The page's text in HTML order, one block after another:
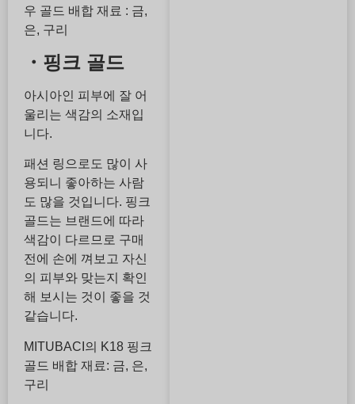
우 골드 배합 재료 : 금,
은, 구리
・핑크 골드
아시아인 피부에 잘 어
울리는 색감의 소재입
니다.
패션 링으로도 많이 사
용되니 좋아하는 사람
도 많을 것입니다. 핑크
골드는 브랜드에 따라
색감이 다르므로 구매
전에 손에 껴보고 자신
의 피부와 맞는지 확인
해 보시는 것이 좋을 것
같습니다.
MITUBACI의 K18 핑크
골드 배합 재료: 금, 은,
구리